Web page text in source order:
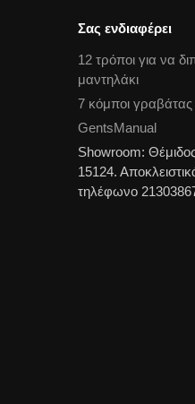
Σας ενδιαφέρει
12 τρόποι για να
μαντηλάκι
7 κόμποι γραβάτας
GentsManual
Showroom:
15124.
τηλέφωνο